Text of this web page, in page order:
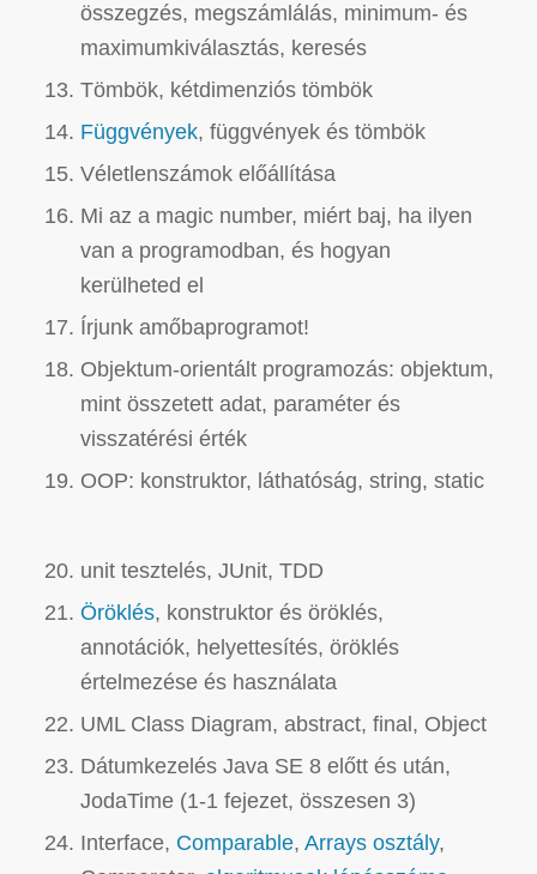
összegzés, megszámlálás, minimum- és
maximumkiválasztás, keresés
Tömbök, kétdimenziós tömbök
Függvények, függvények és tömbök
Véletlenszámok előállítása
Mi az a magic number, miért baj, ha ilyen
van a programodban, és hogyan
kerülheted el
Írjunk amőbaprogramot!
Objektum-orientált programozás: objektum,
mint összetett adat, paraméter és
visszatérési érték
OOP: konstruktor, láthatóság, string, static
unit tesztelés, JUnit, TDD
Öröklés, konstruktor és öröklés,
annotációk, helyettesítés, öröklés
értelmezése és használata
UML Class Diagram, abstract, final, Object
Dátumkezelés Java SE 8 előtt és után,
JodaTime (1-1 fejezet, összesen 3)
Interface, Comparable, Arrays osztály,